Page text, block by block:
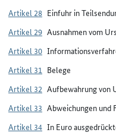
Artikel 28 Einfuhr in
Artikel 29 Ausnahmen vom
Artikel 30
Artikel 31 Belege
Artikel 32 Aufbewahrung von
Artikel 33 Abweichungen und
Artikel 34 In Euro